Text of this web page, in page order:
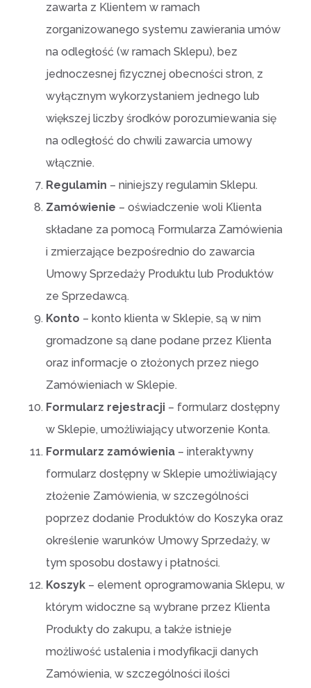
zawarta z Klientem w ramach
zorganizowanego systemu zawierania umów
na odległość (w ramach Sklepu), bez
jednoczesnej fizycznej obecności stron, z
wyłącznym wykorzystaniem jednego lub
większej liczby środków porozumiewania się
na odległość do chwili zawarcia umowy
włącznie.
Regulamin – niniejszy regulamin Sklepu.
Zamówienie – oświadczenie woli Klienta
składane za pomocą Formularza Zamówienia
i zmierzające bezpośrednio do zawarcia
Umowy Sprzedaży Produktu lub Produktów
ze Sprzedawcą.
Konto – konto klienta w Sklepie, są w nim
gromadzone są dane podane przez Klienta
oraz informacje o złożonych przez niego
Zamówieniach w Sklepie.
Formularz rejestracji – formularz dostępny
w Sklepie, umożliwiający utworzenie Konta.
Formularz zamówienia – interaktywny
formularz dostępny w Sklepie umożliwiający
złożenie Zamówienia, w szczególności
poprzez dodanie Produktów do Koszyka oraz
określenie warunków Umowy Sprzedaży, w
tym sposobu dostawy i płatności.
Koszyk – element oprogramowania Sklepu, w
którym widoczne są wybrane przez Klienta
Produkty do zakupu, a także istnieje
możliwość ustalenia i modyfikacji danych
Zamówienia, w szczególności ilości